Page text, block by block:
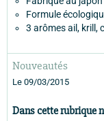
Formule
3 arômes ail, krill,
Nouveautés
Le 09/03/2015
Dans cette rubrique